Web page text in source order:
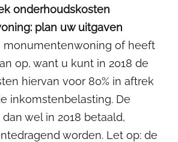
onderhoudskosten
plan uw uitgaven
monumentenwoning of heeft
op, want u kunt in 2018 de
hiervan voor 80% in aftrek
inkomstenbelasting. De
wel in 2018 betaald,
worden. Let op: de